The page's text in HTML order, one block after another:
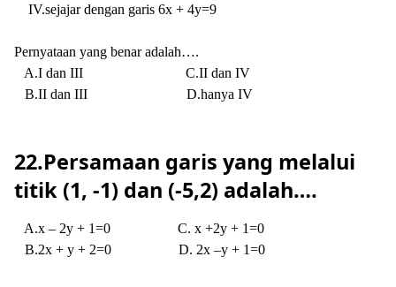
IV.sejajar dengan garis 6x + 4y=9
Pernyataan yang benar adalah….
A.I dan III
C.II dan IV
B.II dan III
D.hanya IV
22.Persamaan garis yang melalui
titik (1, -1) dan (-5,2) adalah….
A.x – 2y + 1=0
C. x +2y + 1=0
B.2x + y + 2=0
D. 2x –y + 1=0